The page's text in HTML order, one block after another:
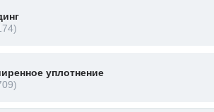
уплотнение